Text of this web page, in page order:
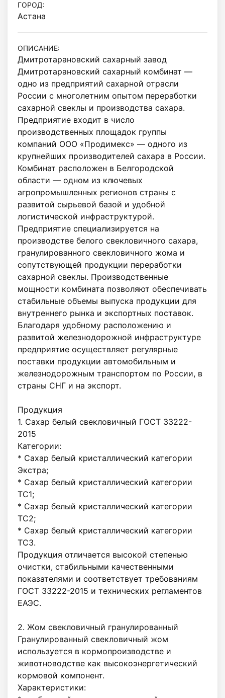
ГОРОД:
Астана
ОПИСАНИЕ:
Дмитротарановский сахарный завод
Дмитротарановский сахарный комбинат —
одно из предприятий сахарной отрасли
России с многолетним опытом переработки
сахарной свеклы и производства сахара.
Предприятие входит в число
производственных площадок группы
компаний ООО «Продимекс» — одного из
крупнейших производителей сахара в России.
Комбинат расположен в Белгородской
области — одном из ключевых
агропромышленных регионов страны с
развитой сырьевой базой и удобной
логистической инфраструктурой.
Предприятие специализируется на
производстве белого свекловичного сахара,
гранулированного свекловичного жома и
сопутствующей продукции переработки
сахарной свеклы. Производственные
мощности комбината позволяют обеспечивать
стабильные объемы выпуска продукции для
внутреннего рынка и экспортных поставок.
Благодаря удобному расположению и
развитой железнодорожной инфраструктуре
предприятие осуществляет регулярные
поставки продукции автомобильным и
железнодорожным транспортом по России, в
страны СНГ и на экспорт.
Продукция
1. Сахар белый свекловичный ГОСТ 33222-
2015
Категории:
* Сахар белый кристаллический категории
Экстра;
* Сахар белый кристаллический категории
ТС1;
* Сахар белый кристаллический категории
ТС2;
* Сахар белый кристаллический категории
ТС3.
Продукция отличается высокой степенью
очистки, стабильными качественными
показателями и соответствует требованиям
ГОСТ 33222-2015 и технических регламентов
ЕАЭС.
2. Жом свекловичный гранулированный
Гранулированный свекловичный жом
используется в кормопроизводстве и
животноводстве как высокоэнергетический
кормовой компонент.
Характеристики: